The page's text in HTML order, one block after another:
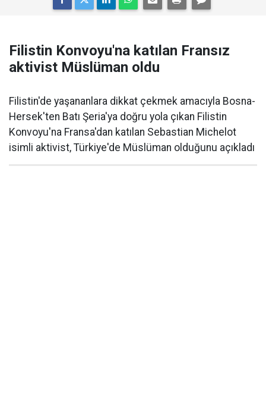
Filistin Konvoyu'na katılan Fransız
aktivist Müslüman oldu
Filistin'de yaşananlara dikkat çekmek amacıyla Bosna-
Hersek'ten Batı Şeria'ya doğru yola çıkan Filistin
Konvoyu'na Fransa'dan katılan Sebastian Michelot
isimli aktivist, Türkiye'de Müslüman olduğunu açıkladı